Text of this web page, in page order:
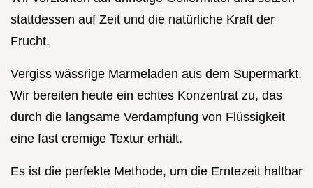
stattdessen auf Zeit und die natürliche Kraft der
Frucht.
Vergiss wässrige Marmeladen aus dem Supermarkt.
Wir bereiten heute ein echtes Konzentrat zu, das
durch die langsame Verdampfung von Flüssigkeit
eine fast cremige Textur erhält.
Es ist die perfekte Methode, um die Erntezeit haltbar